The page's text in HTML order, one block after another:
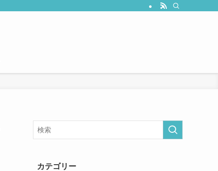
カテゴリー